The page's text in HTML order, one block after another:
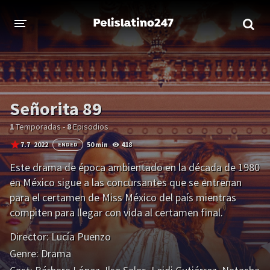
INICIO
ESTRENOS 2023
GENEROS
Acción Aventura
Comedia Crimen
Drama Familia
DISNEY
HBO MAX
AMAZON PRIME
Señorita 89
1Temporadas -8Episodios
7.7 2022 ENDED 50 min 418
Este drama de época ambientado en la década de 1980
en México sigue a las concursantes que se entrenan
para el certamen de Miss México del país mientras
compiten para llegar con vida al certamen final.
Director:Lucía Puenzo
Genre:Drama